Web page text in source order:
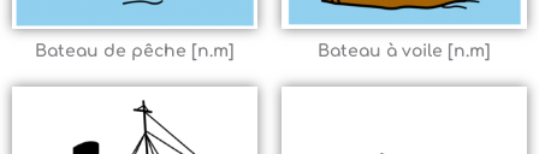
Bateau de pêche [n.m] Bateau à voile [n.m]